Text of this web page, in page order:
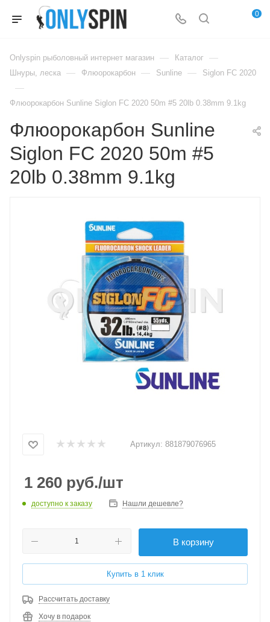
0
Onlyspin рыболовный интернет магазин — Каталог —
Шнуры, леска — Флюорокарбон — Sunline — Siglon FC 2020
—
Флюорокарбон Sunline Siglon FC 2020 50m #5 20lb 0.38mm 9.1kg
Флюорокарбон Sunline
Siglon FC 2020 50m #5
20lb 0.38mm 9.1kg
Артикул: 881879076965
1 260 руб./шт
доступно к заказу Нашли дешевле?
В корзину
Купить в 1 клик
Рассчитать доставку
Хочу в подарок